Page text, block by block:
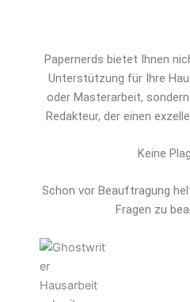
Papernerds bietet Ihnen
Unterstützung für Ihre
oder Masterarbeit,
Redakteur, der einen
Keine
Schon vor Beauftragung
Fragen zu